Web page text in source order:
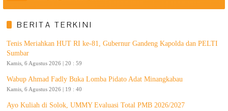
BERITA TERKINI
Tenis Meriahkan HUT RI ke-81, Gubernur Gandeng Kapolda dan PELTI
Sumbar
Kamis, 6 Agustus 2026 | 20 : 59
Wabup Ahmad Fadly Buka Lomba Pidato Adat Minangkabau
Kamis, 6 Agustus 2026 | 19 : 40
Ayo Kuliah di Solok, UMMY Evaluasi Total PMB 2026/2027